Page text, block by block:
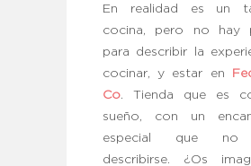
En realidad es un
cocina, pero no hay
para describir la
cocinar, y estar en
Co . Tienda que es
sueño, con un
especial que no
describirse. ¿Os